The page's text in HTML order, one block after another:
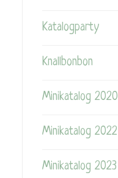
Katalogparty
Knallbonbon
Minikatalog 2020
Minikatalog 2022
Minikatalog 2023